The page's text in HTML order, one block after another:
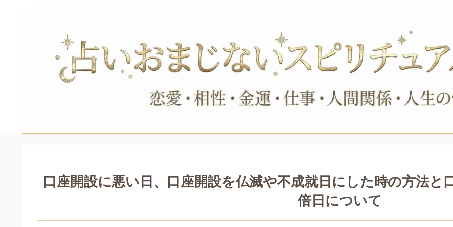
口座開設に悪い日、口座開設を仏滅や不成就日にした時の方法と
倍日について